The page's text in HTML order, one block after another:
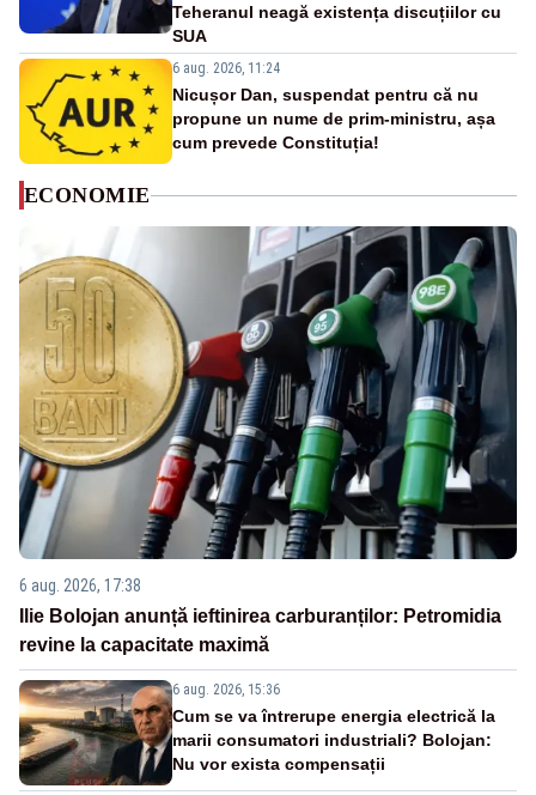
Teheranul neagă existența discuțiilor cu
SUA
6 aug. 2026, 11:24
Nicușor Dan, suspendat pentru că nu
propune un nume de prim-ministru, așa
cum prevede Constituția!
ECONOMIE
6 aug. 2026, 17:38
Ilie Bolojan anunță ieftinirea carburanților: Petromidia
revine la capacitate maximă
6 aug. 2026, 15:36
Cum se va întrerupe energia electrică la
marii consumatori industriali? Bolojan:
Nu vor exista compensații